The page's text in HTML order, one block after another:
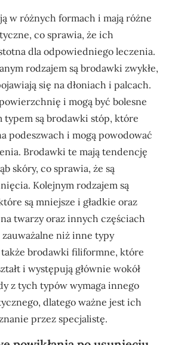
w różnych formach i mają różne
co sprawia, że ich
dla odpowiedniego leczenia.
rodzajem są brodawki zwykłe,
się na dłoniach i palcach.
i mogą być bolesne
typem są brodawki stóp, które
podeszwach i mogą powodować
Brodawki te mają tendencję
skóry, co sprawia, że są
Kolejnym rodzajem są
są mniejsze i gładkie oraz
twarzy oraz innych częściach
zauważalne niż inne typy
brodawki filiformne, które
i występują głównie wokół
z tych typów wymaga innego
dlatego ważne jest ich
przez specjalistę.